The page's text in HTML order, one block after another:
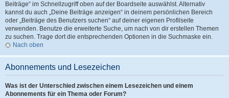
Beiträge“ im Schnellzugriff oben auf der Boardseite auswählst. Alternativ
kannst du auch „Deine Beiträge anzeigen“ in deinem persönlichen Bereich
oder „Beiträge des Benutzers suchen“ auf deiner eigenen Profilseite
verwenden. Benutze die erweiterte Suche, um nach von dir erstellen Themen
zu suchen. Trage dort die entsprechenden Optionen in die Suchmaske ein.
Nach oben
Abonnements und Lesezeichen
Was ist der Unterschied zwischen einem Lesezeichen und einem
Abonnements für ein Thema oder Forum?